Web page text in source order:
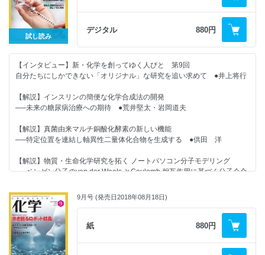
◆カガクへの視点 若者が減少するなかで，いかに活力を維持するか ●
中沢 浩
◆美しさは化学のおかげ！ コスメの化学（18）未来の化粧品ってどう
◆化学つれづれ草 （20）ロアルド・ホフマンさん（前編） ●田中一義
◆誰も教えてくれない！有機化学の基本のキ（16）共鳴，ちゃんと描け
てる？──【応用編】共鳴を使って生成物を予測しよう ●矢野将文
◆化学者のための哲学──哲学は化学を挑発する（12）知識はいかにして
つくられるか ●落合洋文
◆化学ナンバープレイス
◆編集室から
◆総目次
【2018年の化学】
◆美しさは化学のおかげ！ コスメの化学（17）
「 全成分表示」って化粧品選びの参考になるの？ ●野々村美宗
◆化学つれづれ草 （19）海外留学のすゝめ ●田中一義
共鳴，ちゃんと描けてる？──ベンゼン環のなかで電荷を移動させよう
●矢野将文
◆化学者のための哲学──哲学は化学を挑発する（11）化学知識の構造
●落合洋文
◆化学ナンバープレイス
◆編集室から
【2018年の化学】
＜注目の論文＞
試し読み
デジタル 880円
【インタビュー】新・化学を創ってゆく人びと 第9回
自分たちにしかできない「オリジナル」な研究を追い求めて ●井上将行
【解説】インスリンの簡便な化学合成法の開発
──未来の糖尿病治療への期待 ●荒井堅太・岩岡道夫
【解説】真菌由来マルチ銅酸化酵素の新しい機能
──特定位置を連結し軸異性二量体化合物を生成する ●供田 洋
【解説】物質・生命化学研究を拓く ノートパソコン分子モデリング
──ベンゼン分子のvan der Waals とCoulomb 相互作用に基づく分子会合
●栁田祥三
【紹介】優れた放熱性能をもつ新しいゴム材料
──より高性能なフレキシブルデバイスの実現に向けて ●伯田幸也
★好評連載★
9月号 (発売日2018年08月18日)
紙 880円